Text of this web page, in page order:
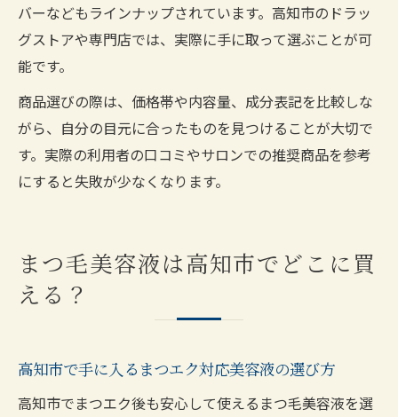
バーなどもラインナップされています。高知市のドラッ
グストアや専門店では、実際に手に取って選ぶことが可
能です。
商品選びの際は、価格帯や内容量、成分表記を比較しな
がら、自分の目元に合ったものを見つけることが大切で
す。実際の利用者の口コミやサロンでの推奨商品を参考
にすると失敗が少なくなります。
まつ毛美容液は高知市でどこに買
える？
高知市で手に入るまつエク対応美容液の選び方
高知市でまつエク後も安心して使えるまつ毛美容液を選